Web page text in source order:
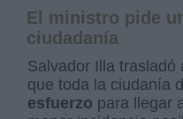
El ministro pide
ciudadanía
Salvador Illa trasladó
que toda la ciudanía
esfuerzo para llegar